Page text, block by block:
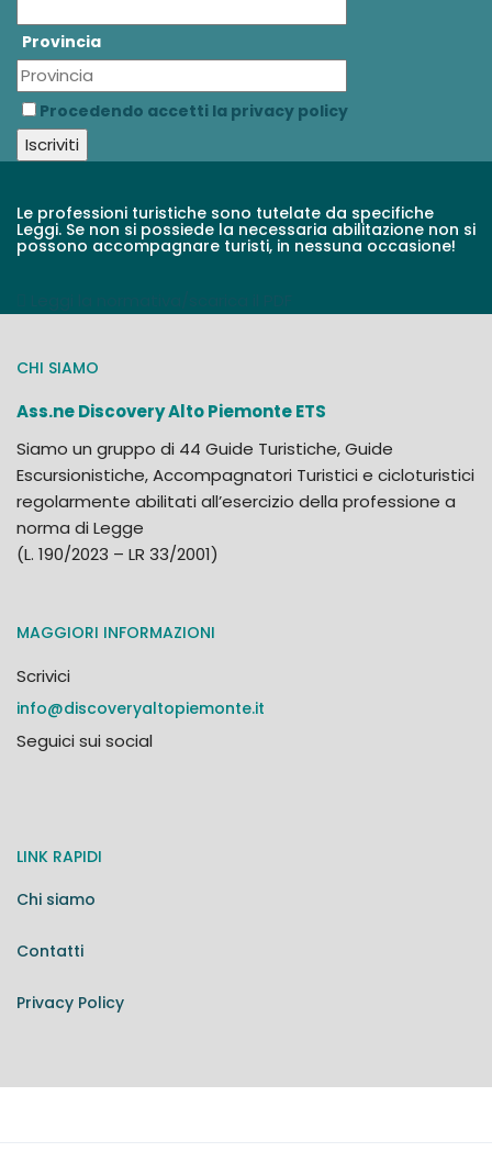
Provincia
Procedendo accetti la privacy policy
Le professioni turistiche sono tutelate da specifiche
Leggi. Se non si possiede la necessaria abilitazione non si
possono accompagnare turisti, in nessuna occasione!
CHI SIAMO
Ass.ne Discovery Alto Piemonte ETS
Siamo un gruppo di 44 Guide Turistiche, Guide
Escursionistiche, Accompagnatori Turistici e cicloturistici
regolarmente abilitati all’esercizio della professione a
norma di Legge
(L. 190/2023 – LR 33/2001)
MAGGIORI INFORMAZIONI
Scrivici
info@discoveryaltopiemonte.it
Seguici sui social
LINK RAPIDI
Chi siamo
Contatti
Privacy Policy